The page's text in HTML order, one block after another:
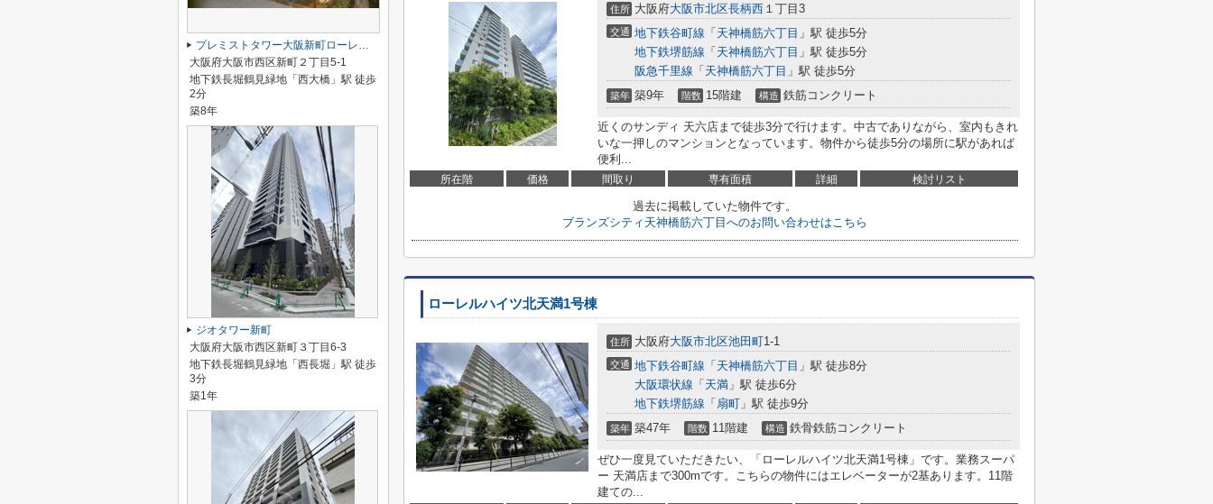
住所 大阪府大阪市北区長柄西 １丁目3
交通 地下鉄谷町線 「 天神橋筋六丁目 」駅 徒歩5分
地下鉄堺筋線 「 天神橋筋六丁目 」駅 徒歩5分
阪急千里線 「 天神橋筋六丁目 」駅 徒歩5分
築年 築9年 階数 15階建 構造 鉄筋コンクリート
近くのサンディ 天六店まで徒歩3分で行けます。中古でありながら、室内もきれ
いな一押しのマンションとなっています。物件から徒歩5分の場所に駅があれば
便利...
所在階 価格 間取り 専有面積 詳細 検討リスト
過去に掲載していた物件です。
ブランズシティ天神橋筋六丁目へのお問い合わせはこちら
ローレルハイツ北天満1号棟
住所 大阪府大阪市北区池田町1-1
交通 地下鉄谷町線 「 天神橋筋六丁目 」駅 徒歩8分
大阪環状線 「 天満 」駅 徒歩6分
地下鉄堺筋線 「 扇町 」駅 徒歩9分
築年 築47年 階数 11階建 構造 鉄骨鉄筋コンクリート
ぜひ一度見ていただきたい、「ローレルハイツ北天満1号棟」です。業務スーパ
ー 天満店まで300mです。こちらの物件にはエレベーターが2基あります。11階
建ての...
プレミストタワー大阪新町ローレルコート
大阪府大阪市西区新町２丁目5-1
地下鉄長堀鶴見緑地「西大橋」駅 徒歩
2分
築8年
ジオタワー新町
大阪府大阪市西区新町３丁目6-3
地下鉄長堀鶴見緑地「西長堀」駅 徒歩
3分
築1年